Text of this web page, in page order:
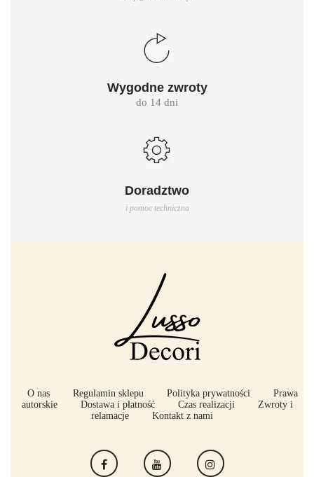
Wygodne zwroty
do 14 dni
Doradztwo
i pomoc techniczna
O nas Regulamin sklepu Polityka prywatności
Prawa
autorskie
Dostawa i płatność Czas realizacji
Zwroty i
relamacje
Kontakt z nami